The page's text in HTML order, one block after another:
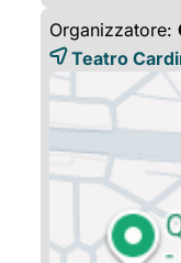
Organizzatore:
Teatro